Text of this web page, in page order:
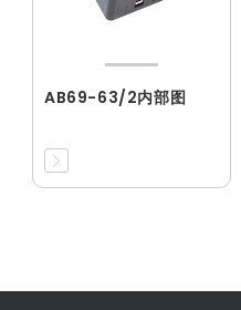
AB69-63/2内部图